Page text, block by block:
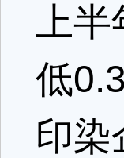
上
低
印染